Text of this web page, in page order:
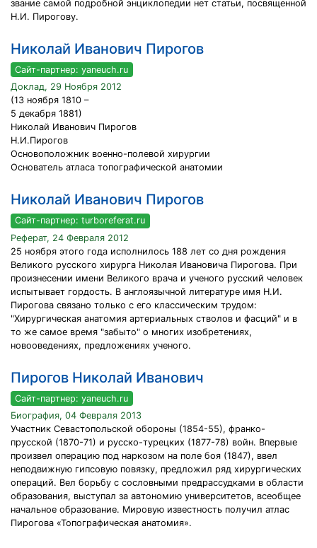
звание самой подробной энциклопедии нет статьи, посвященной
Н.И. Пирогову.
Николай Иванович Пирогов
Сайт-партнер: yaneuch.ru
Доклад, 29 Ноября 2012
(13 ноября 1810 –
5 декабря 1881)
Николай Иванович Пирогов
Н.И.Пирогов
Основоположник военно-полевой хирургии
Основатель атласа топографической анатомии
Николай Иванович Пирогов
Сайт-партнер: turboreferat.ru
Реферат, 24 Февраля 2012
25 ноября этого года исполнилось 188 лет со дня рождения
Великого русского хирурга Николая Ивановича Пирогова. При
произнесении имени Великого врача и ученого русский человек
испытывает гордость. В англоязычной литературе имя Н.И.
Пирогова связано только с его классическим трудом:
"Хирургическая анатомия артериальных стволов и фасций" и в
то же самое время "забыто" о многих изобретениях,
новооведениях, предложениях ученого.
Пирогов Николай Иванович
Сайт-партнер: yaneuch.ru
Биография, 04 Февраля 2013
Участник Севастопольской обороны (1854-55), франко-
прусской (1870-71) и русско-турецких (1877-78) войн. Впервые
произвел операцию под наркозом на поле боя (1847), ввел
неподвижную гипсовую повязку, предложил ряд хирургических
операций. Вел борьбу с сословными предрассудками в области
образования, выступал за автономию университетов, всеобщее
начальное образование. Мировую известность получил атлас
Пирогова «Топографическая анатомия».